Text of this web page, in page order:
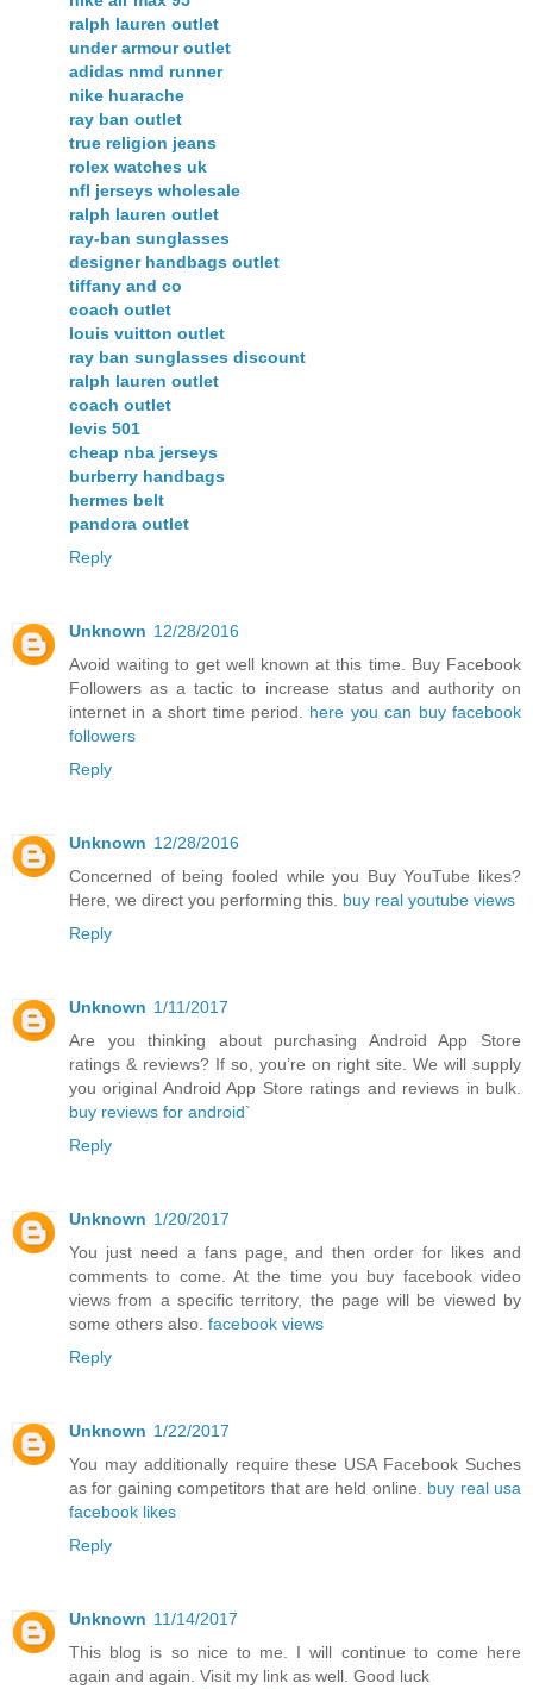
ralph lauren outlet
under armour outlet
adidas nmd runner
nike huarache
ray ban outlet
true religion jeans
rolex watches uk
nfl jerseys wholesale
ralph lauren outlet
ray-ban sunglasses
designer handbags outlet
tiffany and co
coach outlet
louis vuitton outlet
ray ban sunglasses discount
ralph lauren outlet
coach outlet
levis 501
cheap nba jerseys
burberry handbags
hermes belt
pandora outlet
Reply
Unknown 12/28/2016
Avoid waiting to get well known at this time. Buy Facebook
Followers as a tactic to increase status and authority on
internet in a short time period. here you can buy facebook
followers
Reply
Unknown 12/28/2016
Concerned of being fooled while you Buy YouTube likes?
Here, we direct you performing this. buy real youtube views
Reply
Unknown 1/11/2017
Are you thinking about purchasing Android App Store
ratings & reviews? If so, you’re on right site. We will supply
you original Android App Store ratings and reviews in bulk.
buy reviews for android`
Reply
Unknown 1/20/2017
You just need a fans page, and then order for likes and
comments to come. At the time you buy facebook video
views from a specific territory, the page will be viewed by
some others also. facebook views
Reply
Unknown 1/22/2017
You may additionally require these USA Facebook Suches
as for gaining competitors that are held online. buy real usa
facebook likes
Reply
Unknown 11/14/2017
This blog is so nice to me. I will continue to come here
again and again. Visit my link as well. Good luck